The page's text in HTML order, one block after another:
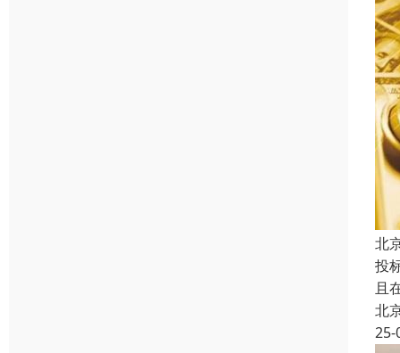
北
投
且
北
25-